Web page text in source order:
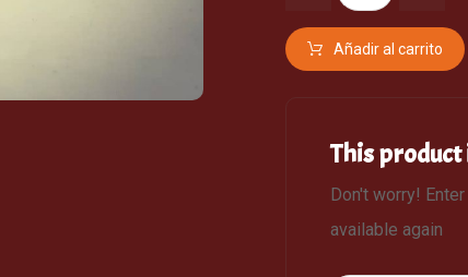
Añadir al carrito
This
Don't worry!
available again